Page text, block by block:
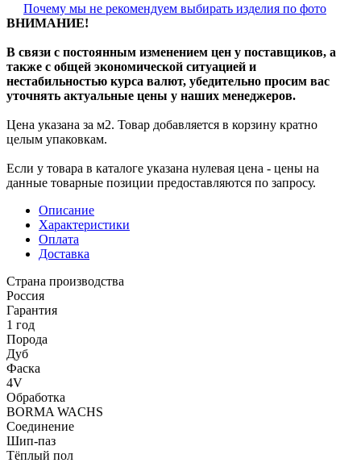
Почему мы не рекомендуем выбирать изделия по фото
ВНИМАНИЕ!
В связи с постоянным изменением цен у поставщиков, а
также с общей экономической ситуацией и
нестабильностью курса валют, убедительно просим вас
уточнять актуальные цены у наших менеджеров.
Цена указана за м2. Товар добавляется в корзину кратно
целым упаковкам.
Если у товара в каталоге указана нулевая цена - цены на
данные товарные позиции предоставляются по запросу.
Описание
Характеристики
Оплата
Доставка
Страна производства
Россия
Гарантия
1 год
Порода
Дуб
Фаска
4V
Обработка
BORMA WACHS
Соединение
Шип-паз
Тёплый пол